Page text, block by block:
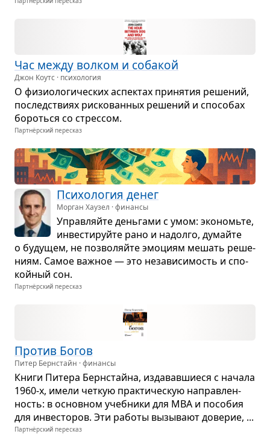
Час между вол­ком и соба­кой
Джон Коутс · психология
О физио­ло­ги­че­ских аспек­тах при­ня­тия реше­ний,
послед­ствиях рис­ко­ван­ных реше­ний и спо­со­бах
бороться со стрес­сом.
Партнёрский пересказ
Пси­хо­ло­гия денег
Морган Хаузел · финансы
Управ­ляйте день­гами с умом: эко­номьте,
инве­сти­руйте рано и надолго, думайте
о буду­щем, не поз­во­ляйте эмо­циям мешать реше­
ниям. Самое важ­ное — это неза­ви­си­мость и спо­
кой­ный сон.
Партнёрский пересказ
Про­тив Богов
Питер Бернстайн · финансы
Книги Питера Берн­стайна, изда­вав­ши­еся с начала
1960-х, имели чет­кую прак­ти­че­скую направ­лен­
ность: в основ­ном учеб­ники для MBA и посо­бия
для инве­сто­ров. Эти работы вызы­вают дове­рие, ...
Партнёрский пересказ